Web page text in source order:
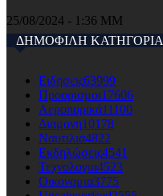
25/08/2024 - 1:36 ΜΜ
ΔΗΜΟΦΙΛΗ ΚΑΤΗΓΟΡΙΑ
Ειδησεις63999
Προορισμοι17606
Αεροπορικά11100
Διαμονη10178
Ναυτιλια4822
Εκδηλώσεις4541
Τεχνολογια4523
Οικονομια3775